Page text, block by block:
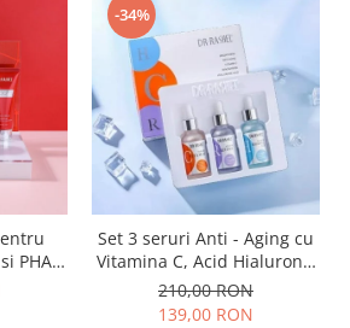
PHA -
-34%
Set 3 seruri Anti - Aging cu
Vitamina C, Acid Hialuronic
si Retinol - Dr. Rashel Facial
Serum pack
210,00 RON
139,00 RON